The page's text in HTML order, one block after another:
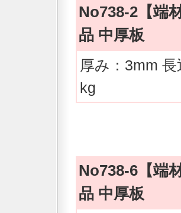
No738-2【端
品 中厚板
厚み：3mm
kg
No738-6【端
品 中厚板